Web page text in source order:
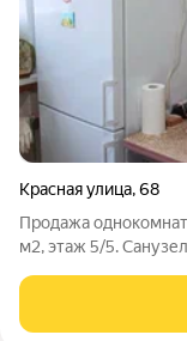
Красная улица,68
Продажа
м2, этаж 5/5.
система. Новая